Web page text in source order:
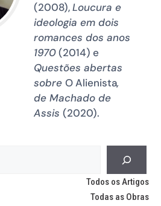
(2008),Loucura e
ideologia em dois
romances dos anos
1970(2014) e
Questões abertas
sobre O Alienista,
de Machado de
Assis (2020).
Todos os Artigos
Todas as Obras